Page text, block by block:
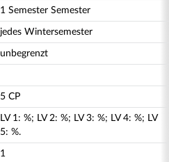
1 Semester Semester
jedes Wintersemester
unbegrenzt
5 CP
LV 1: %; LV 2: %; LV 3: %; LV 4: %; LV
5: %.
1